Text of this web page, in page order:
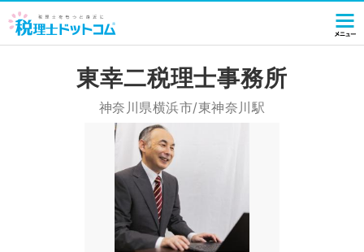
東幸二税理士事務所
神奈川県横浜市/東神奈川駅